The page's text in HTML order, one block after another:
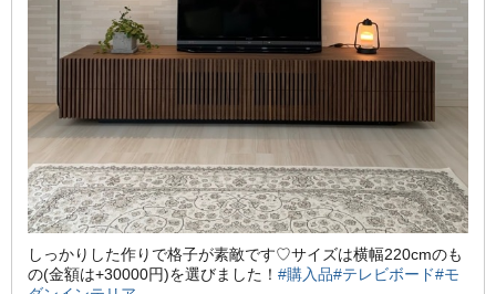
しっかりした作りで格子が素敵です♡サイズは横幅220cmのも
の(金額は+30000円)を選びました！ #購入品#テレビボード#モ